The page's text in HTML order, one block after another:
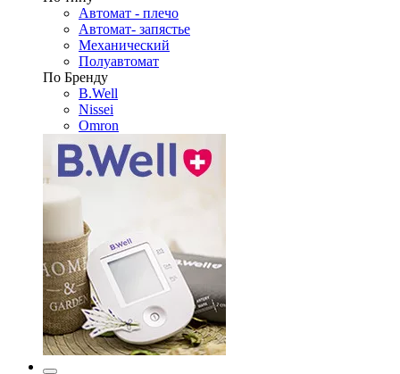
Автомат - плечо
Автомат- запястье
Механический
Полуавтомат
По Бренду
B.Well
Nissei
Omron